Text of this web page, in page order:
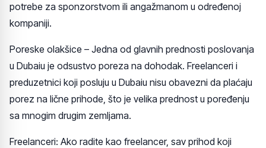
potrebe za sponzorstvom ili angažmanom u određenoj
kompaniji.
Poreske olakšice – Jedna od glavnih prednosti poslovanja
u Dubaiu je odsustvo poreza na dohodak. Freelanceri i
preduzetnici koji posluju u Dubaiu nisu obavezni da plaćaju
porez na lične prihode, što je velika prednost u poređenju
sa mnogim drugim zemljama.
Freelanceri: Ako radite kao freelancer, sav prihod koji